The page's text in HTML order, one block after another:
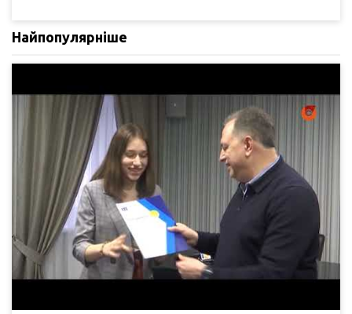
Найпопулярніше